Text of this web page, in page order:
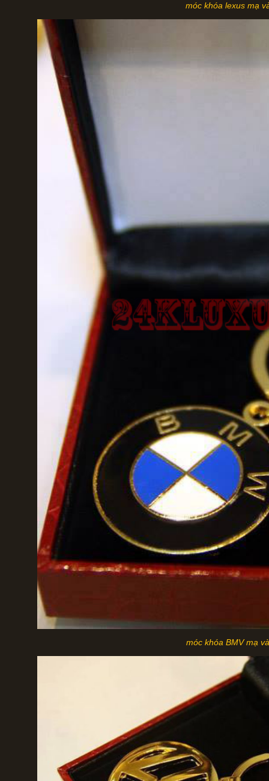
móc khóa lexus mạ
móc khóa BMV mạ